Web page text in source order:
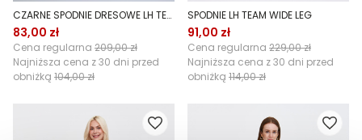
CZARNE SPODNIE DRESOWE LH TEAM
83,00 zł
Cena regularna 209,00 zł
Najniższa cena z 30 dni przed
obniżką 104,00 zł
SPODNIE LH TEAM WIDE LEG
91,00 zł
Cena regularna 229,00 zł
Najniższa cena z 30 dni przed
obniżką 114,00 zł